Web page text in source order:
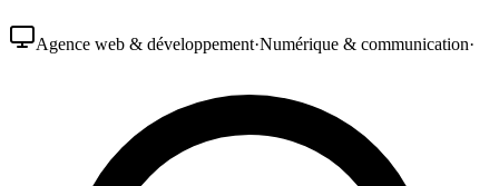
Agence web & développement·Numérique & communication·